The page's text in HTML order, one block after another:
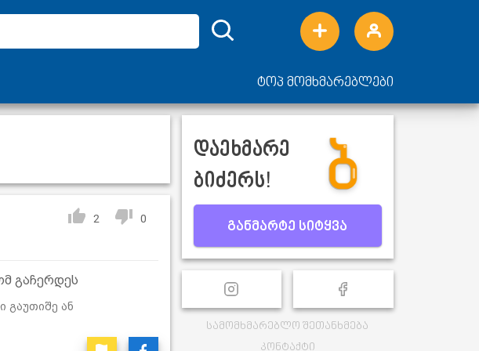
ტოპ მომხმარებლები
2 0
გაჩერდეს
გაუთიშე ან
დაეხმარე
ბიძერს!
განმარტე სიტყვა
სამომხმარებლო შეთანხმება
კონტაქტი